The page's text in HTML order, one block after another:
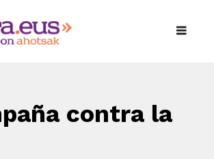
contra la